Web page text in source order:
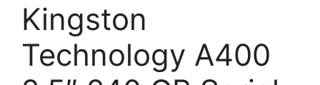
Kingston
Technology A400